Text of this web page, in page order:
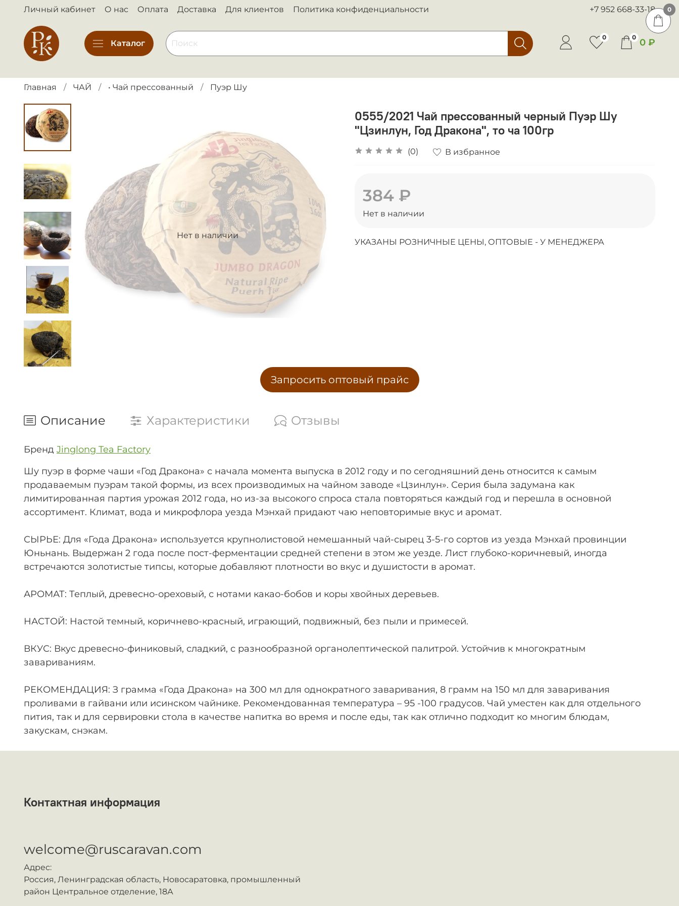
Личный кабинет О нас Оплата Доставка Для клиентов Политика конфиденциальности +7 952 668-33-18
Каталог
0 0 0 ₽
Главная ЧАЙ • Чай прессованный Пуэр Шу
Нет в наличии
0555/2021 Чай прессованный черный Пуэр Шу
"Цзинлун, Год Дракона", то ча 100гр
(0) В избранное
384 ₽
Нет в наличии
УКАЗАНЫ РОЗНИЧНЫЕ ЦЕНЫ, ОПТОВЫЕ - У МЕНЕДЖЕРА
Запросить оптовый прайс
Описание Характеристики Отзывы
Бренд Jinglong Tea Factory
Шу пуэр в форме чаши «Год Дракона» с начала момента выпуска в 2012 году и по сегодняшний день относится к самым
продаваемым пуэрам такой формы, из всех производимых на чайном заводе «Цзинлун». Серия была задумана как
лимитированная партия урожая 2012 года, но из-за высокого спроса стала повторяться каждый год и перешла в основной
ассортимент. Климат, вода и микрофлора уезда Мэнхай придают чаю неповторимые вкус и аромат.
СЫРЬЕ: Для «Года Дракона» используется крупнолистовой немешанный чай-сырец 3-5-го сортов из уезда Мэнхай провинции
Юньнань. Выдержан 2 года после пост-ферментации средней степени в этом же уезде. Лист глубоко-коричневый, иногда
встречаются золотистые типсы, которые добавляют плотности во вкус и душистости в аромат.
АРОМАТ: Теплый, древесно-ореховый, с нотами какао-бобов и коры хвойных деревьев.
НАСТОЙ: Настой темный, коричнево-красный, играющий, подвижный, без пыли и примесей.
ВКУС: Вкус древесно-финиковый, сладкий, с разнообразной органолептической палитрой. Устойчив к многократным
завариваниям.
РЕКОМЕНДАЦИЯ: З грамма «Года Дракона» на 300 мл для однократного заваривания, 8 грамм на 150 мл для заваривания
проливами в гайвани или исинском чайнике. Рекомендованная температура – 95 -100 градусов. Чай уместен как для отдельного
пития, так и для сервировки стола в качестве напитка во время и после еды, так как отлично подходит ко многим блюдам,
закускам, снэкам.
Контактная информация
welcome@ruscaravan.com
Адрес:
Россия, Ленинградская область, Новосаратовка, промышленный
район Центральное отделение, 18А
0